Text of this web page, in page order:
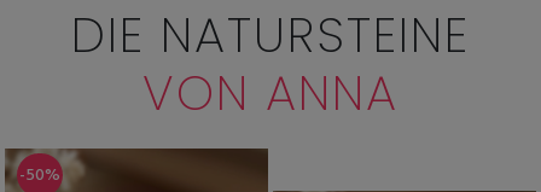
DIE NATURSTEINE
VON ANNA
-50%